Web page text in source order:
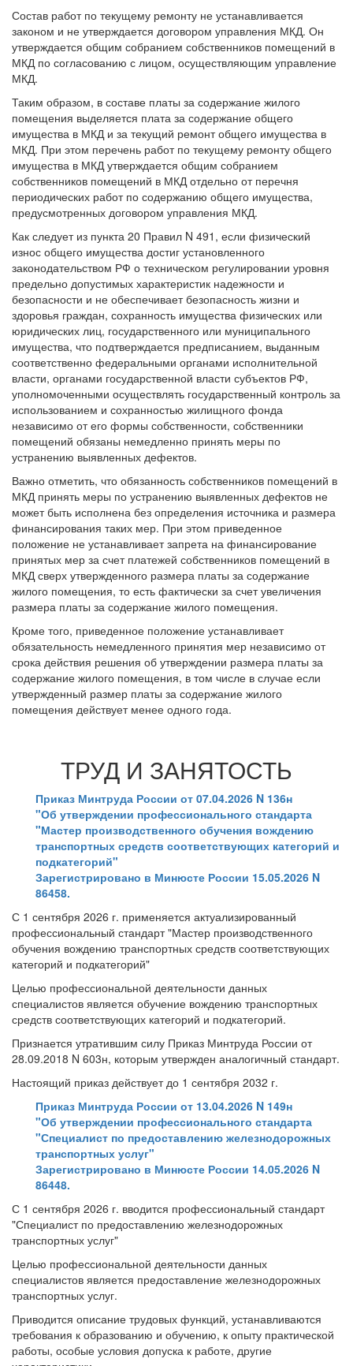
Состав работ по текущему ремонту не устанавливается
законом и не утверждается договором управления МКД. Он
утверждается общим собранием собственников помещений в
МКД по согласованию с лицом, осуществляющим управление
МКД.
Таким образом, в составе платы за содержание жилого
помещения выделяется плата за содержание общего
имущества в МКД и за текущий ремонт общего имущества в
МКД. При этом перечень работ по текущему ремонту общего
имущества в МКД утверждается общим собранием
собственников помещений в МКД отдельно от перечня
периодических работ по содержанию общего имущества,
предусмотренных договором управления МКД.
Как следует из пункта 20 Правил N 491, если физический
износ общего имущества достиг установленного
законодательством РФ о техническом регулировании уровня
предельно допустимых характеристик надежности и
безопасности и не обеспечивает безопасность жизни и
здоровья граждан, сохранность имущества физических или
юридических лиц, государственного или муниципального
имущества, что подтверждается предписанием, выданным
соответственно федеральными органами исполнительной
власти, органами государственной власти субъектов РФ,
уполномоченными осуществлять государственный контроль за
использованием и сохранностью жилищного фонда
независимо от его формы собственности, собственники
помещений обязаны немедленно принять меры по
устранению выявленных дефектов.
Важно отметить, что обязанность собственников помещений в
МКД принять меры по устранению выявленных дефектов не
может быть исполнена без определения источника и размера
финансирования таких мер. При этом приведенное
положение не устанавливает запрета на финансирование
принятых мер за счет платежей собственников помещений в
МКД сверх утвержденного размера платы за содержание
жилого помещения, то есть фактически за счет увеличения
размера платы за содержание жилого помещения.
Кроме того, приведенное положение устанавливает
обязательность немедленного принятия мер независимо от
срока действия решения об утверждении размера платы за
содержание жилого помещения, в том числе в случае если
утвержденный размер платы за содержание жилого
помещения действует менее одного года.
ТРУД И ЗАНЯТОСТЬ
Приказ Минтруда России от 07.04.2026 N 136н
"Об утверждении профессионального стандарта
"Мастер производственного обучения вождению
транспортных средств соответствующих категорий и
подкатегорий"
Зарегистрировано в Минюсте России 15.05.2026 N
86458.
С 1 сентября 2026 г. применяется актуализированный
профессиональный стандарт "Мастер производственного
обучения вождению транспортных средств соответствующих
категорий и подкатегорий"
Целью профессиональной деятельности данных
специалистов является обучение вождению транспортных
средств соответствующих категорий и подкатегорий.
Признается утратившим силу Приказ Минтруда России от
28.09.2018 N 603н, которым утвержден аналогичный стандарт.
Настоящий приказ действует до 1 сентября 2032 г.
Приказ Минтруда России от 13.04.2026 N 149н
"Об утверждении профессионального стандарта
"Специалист по предоставлению железнодорожных
транспортных услуг"
Зарегистрировано в Минюсте России 14.05.2026 N
86448.
С 1 сентября 2026 г. вводится профессиональный стандарт
"Специалист по предоставлению железнодорожных
транспортных услуг"
Целью профессиональной деятельности данных
специалистов является предоставление железнодорожных
транспортных услуг.
Приводится описание трудовых функций, устанавливаются
требования к образованию и обучению, к опыту практической
работы, особые условия допуска к работе, другие